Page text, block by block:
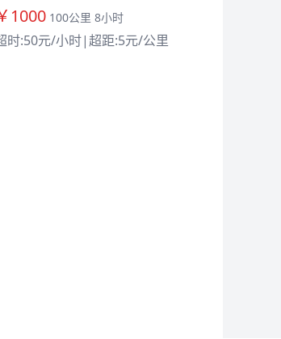
1000 100公里 8小时
时:50元/小时|超距:5元/公里